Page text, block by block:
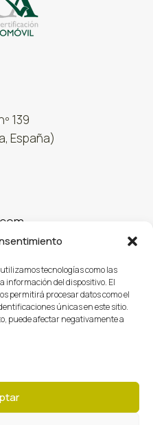
tecnologías como las
información del dispositivo. El
permitirá procesar datos como el
únicas en este sitio.
puede afectar negativamente a
139
España)